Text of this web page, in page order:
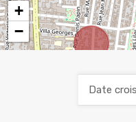
+
−
Date